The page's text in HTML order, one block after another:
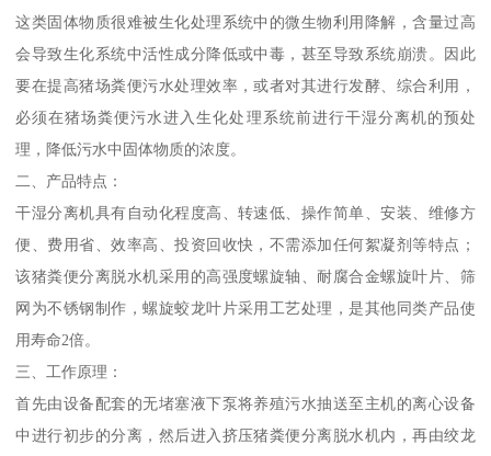
这类固体物质很难被生化处理系统中的微生物利用降解，含量过高
会导致生化系统中活性成分降低或中毒，甚至导致系统崩溃。因此
要在提高猪场粪便污水处理效率，或者对其进行发酵、综合利用，
必须在猪场粪便污水进入生化处理系统前进行干湿分离机的预处
理，降低污水中固体物质的浓度。
二、产品特点：
干湿分离机具有自动化程度高、转速低、操作简单、安装、维修方
便、费用省、效率高、投资回收快，不需添加任何絮凝剂等特点；
该猪粪便分离脱水机采用的高强度螺旋轴、耐腐合金螺旋叶片、筛
网为不锈钢制作，螺旋蛟龙叶片采用工艺处理，是其他同类产品使
用寿命2倍。
三、工作原理：
首先由设备配套的无堵塞液下泵将养殖污水抽送至主机的离心设备
中进行初步的分离，然后进入挤压猪粪便分离脱水机内，再由绞龙